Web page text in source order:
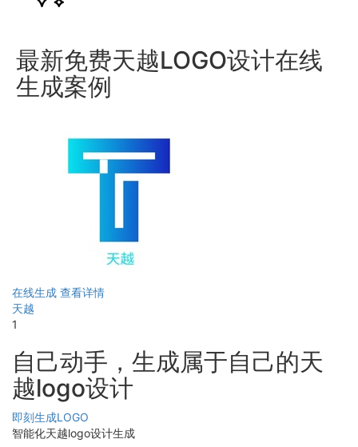
最新免费天越LOGO设计在线
生成案例
在线生成 查看详情
天越
1
自己动手，生成属于自己的天
越logo设计
即刻生成LOGO
智能化天越logo设计生成